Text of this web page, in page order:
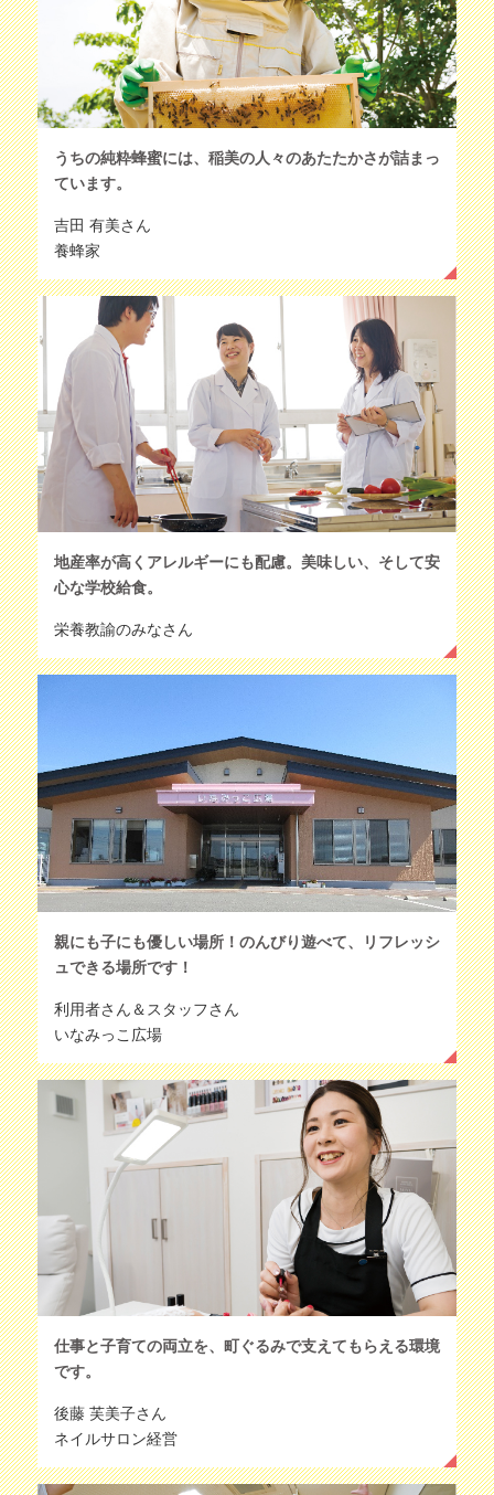
うちの純粋蜂蜜には、稲美の人々のあたたかさが詰まっ
ています。
吉田 有美さん
養蜂家
地産率が高くアレルギーにも配慮。美味しい、そして安
心な学校給食。
栄養教諭のみなさん
親にも子にも優しい場所！のんびり遊べて、リフレッシ
ュできる場所です！
利用者さん＆スタッフさん
いなみっこ広場
仕事と子育ての両立を、町ぐるみで支えてもらえる環境
です。
後藤 芙美子さん
ネイルサロン経営